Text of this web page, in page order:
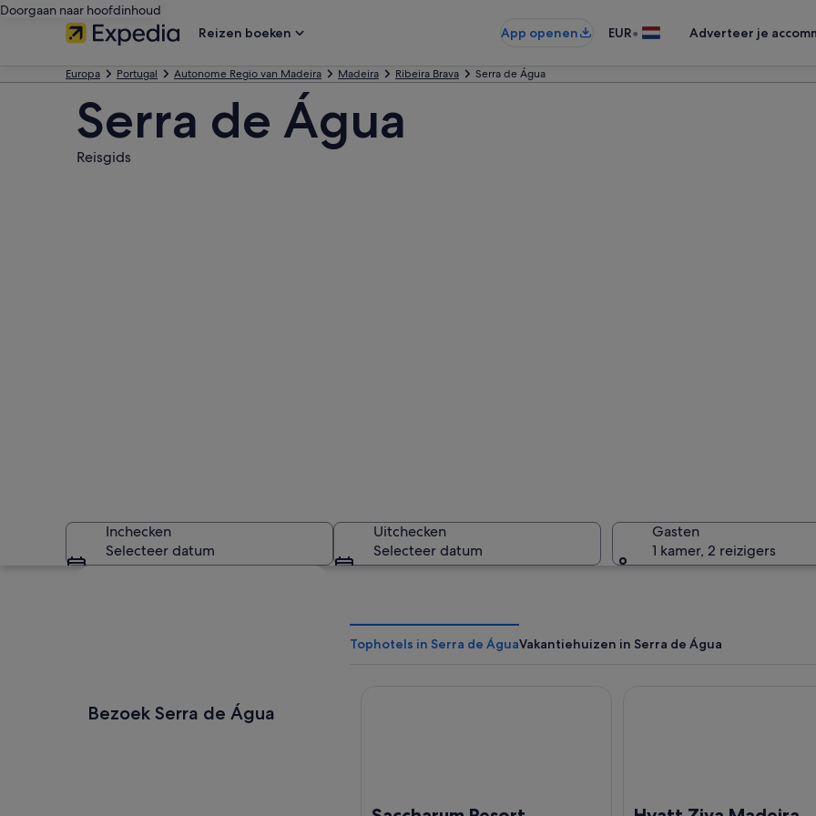
Doorgaan naar hoofdinhoud
Reizen boeken
App openen EUR• Adverteer je
Europa Portugal Autonome Regio van Madeira Madeira Ribeira Brava Serra de Água
Serra de Água
Reisgids
Inchecken
Selecteer datum
Uitchecken
Selecteer datum
Gasten
1 kamer, 2 reizigers
Bezoek Serra de Água
Tophotels in Serra de ÁguaVakantiehuizen in Serra de Água